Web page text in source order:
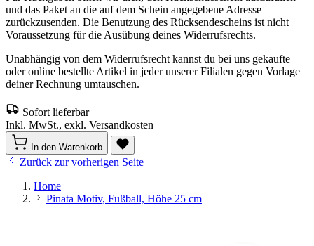
und das Paket an die auf dem Schein angegebene Adresse
zurückzusenden. Die Benutzung des Rücksendescheins ist nicht
Voraussetzung für die Ausübung deines Widerrufsrechts.
Unabhängig von dem Widerrufsrecht kannst du bei uns gekaufte
oder online bestellte Artikel in jeder unserer Filialen gegen Vorlage
deiner Rechnung umtauschen.
Sofort lieferbar
Inkl. MwSt., exkl. Versandkosten
In den Warenkorb
Zurück zur vorherigen Seite
Home
Pinata Motiv, Fußball, Höhe 25 cm